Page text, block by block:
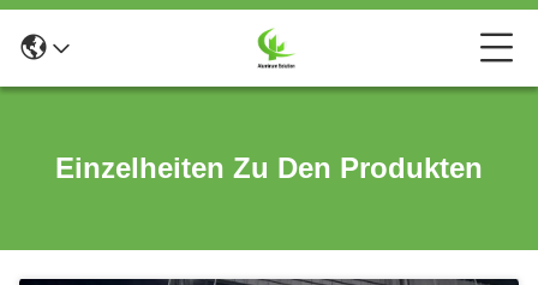
Einzelheiten Zu Den Produkten